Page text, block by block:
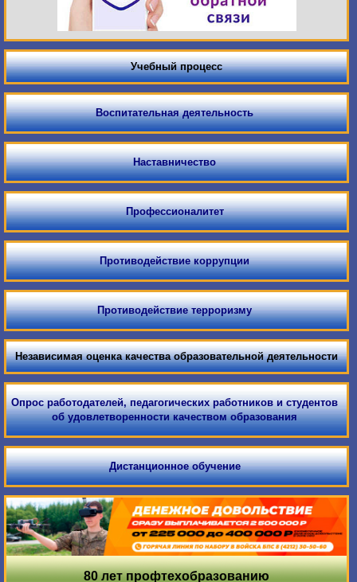
Учебный процесс
Воспитательная деятельность
Наставничество
Профессионалитет
Противодействие коррупции
Противодействие терроризму
Независимая оценка качества образовательной деятельности
Опрос работодателей, педагогических работников и студентов
об удовлетворенности качеством образования
Дистанционное обучение
80 лет профтехобразованию